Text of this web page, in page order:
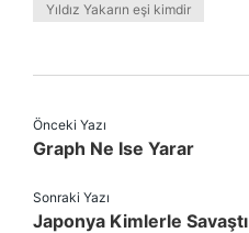
Yıldız Yakarın eşi kimdir
Önceki Yazı
Graph Ne Ise Yarar
Sonraki Yazı
Japonya Kimlerle Savaştı